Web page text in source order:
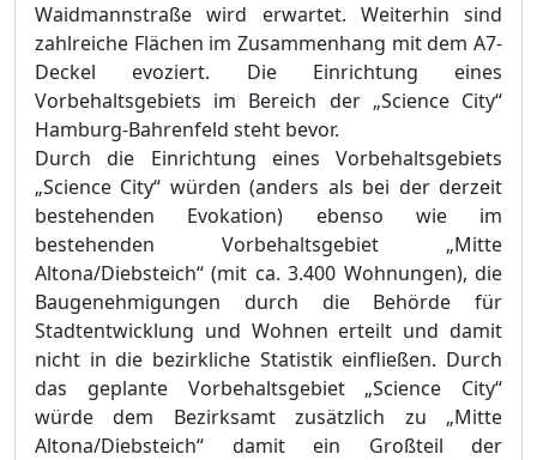
Waidmannstraße wird erwartet. Weiterhin sind
zahlreiche Flächen im Zusammenhang mit dem A7-
Deckel evoziert. Die Einrichtung eines
Vorbehaltsgebiets im Bereich der „Science City“
Hamburg-Bahrenfeld steht bevor.
Durch die Einrichtung eines Vorbehaltsgebiets
„Science City“ würden (anders als bei der derzeit
bestehenden Evokation) ebenso wie im
bestehenden Vorbehaltsgebiet „Mitte
Altona/Diebsteich“ (mit ca. 3.400 Wohnungen), die
Baugenehmigungen durch die Behörde für
Stadtentwicklung und Wohnen erteilt und damit
nicht in die bezirkliche Statistik einfließen. Durch
das geplante Vorbehaltsgebiet „Science City“
würde dem Bezirksamt zusätzlich zu „Mitte
Altona/Diebsteich“ damit ein Großteil der